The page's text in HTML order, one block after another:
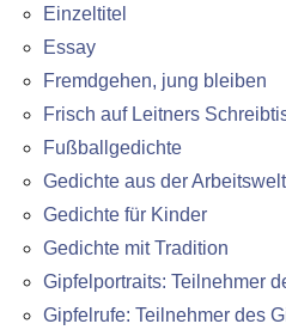
Einzeltitel
Essay
Fremdgehen, jung bleiben
Frisch auf Leitners
Fußballgedichte
Gedichte aus der Arbeitswelt
Gedichte für Kinder
Gedichte mit Tradition
Gipfelportraits: Teilnehmer
Gipfelrufe: Teilnehmer des